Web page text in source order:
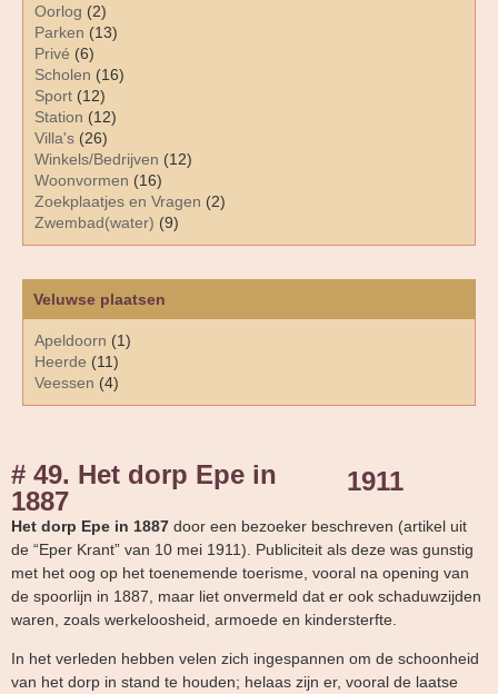
Oorlog (2)
Parken (13)
Privé (6)
Scholen (16)
Sport (12)
Station (12)
Villa's (26)
Winkels/Bedrijven (12)
Woonvormen (16)
Zoekplaatjes en Vragen (2)
Zwembad(water) (9)
Veluwse plaatsen
Apeldoorn (1)
Heerde (11)
Veessen (4)
# 49. Het dorp Epe in
1887
1911
Het dorp Epe in 1887 door een bezoeker beschreven (artikel uit
de “Eper Krant” van 10 mei 1911). Publiciteit als deze was gunstig
met het oog op het toenemende toerisme, vooral na opening van
de spoorlijn in 1887, maar liet onvermeld dat er ook schaduwzijden
waren, zoals werkeloosheid, armoede en kindersterfte.
In het verleden hebben velen zich ingespannen om de schoonheid
van het dorp in stand te houden; helaas zijn er, vooral de laatse